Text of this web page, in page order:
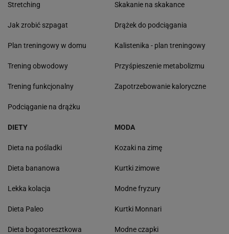
Stretching
Jak zrobić szpagat
Plan treningowy w domu
Trening obwodowy
Trening funkcjonalny
Podciąganie na drążku
Skakanie na skakance
Drążek do podciągania
Kalistenika - plan treningowy
Przyśpieszenie metabolizmu
Zapotrzebowanie kaloryczne
DIETY
Dieta na pośladki
Dieta bananowa
Lekka kolacja
Dieta Paleo
Dieta bogatoresztkowa
MODA
Kozaki na zimę
Kurtki zimowe
Modne fryzury
Kurtki Monnari
Modne czapki